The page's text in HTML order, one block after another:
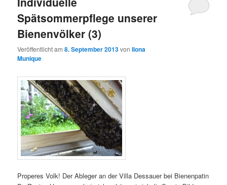
Spätsommerpflege unserer
Bienenvölker (3)
Veröffentlicht am8. September 2013vonIlona
Munique
Properes Volk! Der Ableger an der Villa Dessauer bei Bienenpatin